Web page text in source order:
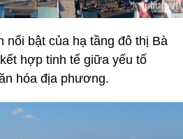
nổi bật của hạ tầng đô thị Bà
hợp tinh tế giữa yếu tố
hóa địa phương.